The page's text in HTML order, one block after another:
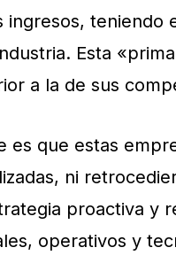
ingresos, teniendo
Esta
a la de sus
es que estas
ni
proactiva y
operativos y